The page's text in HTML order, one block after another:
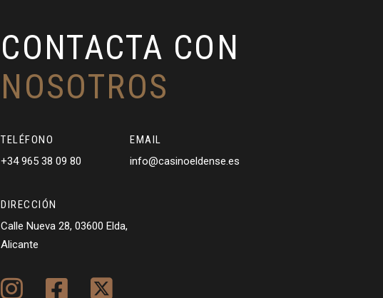
CONTACTA CON
NOSOTROS
TELÉFONO
+34 965 38 09 80
EMAIL
info@casinoeldense.es
DIRECCIÓN
Calle Nueva 28, 03600 Elda,
Alicante